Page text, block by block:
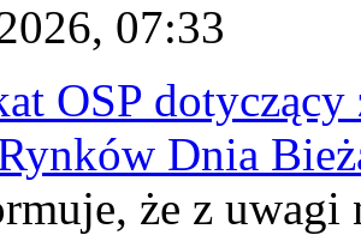
07:33
OSP dotyczący
Rynków Dnia
że z uwagi